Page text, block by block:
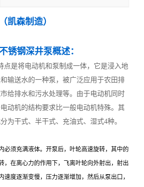
凯森制造）
锈钢深井泵概述：
点是将电动机和泵制成一体，它是浸入地
和输送水的一种泵，被广泛应用于农田排
给排水和污水处理等。由于电动机同时
动机的结构要求比一般电动机特殊。其
为干式、半干式、充油式、湿式4种。
必须充满液体。开泵后，叶轮高速旋转，其中的
，在离心力的作用下，飞离叶轮向外射出，射出
速度逐渐变慢，压力逐渐增加，然后从泵出口，